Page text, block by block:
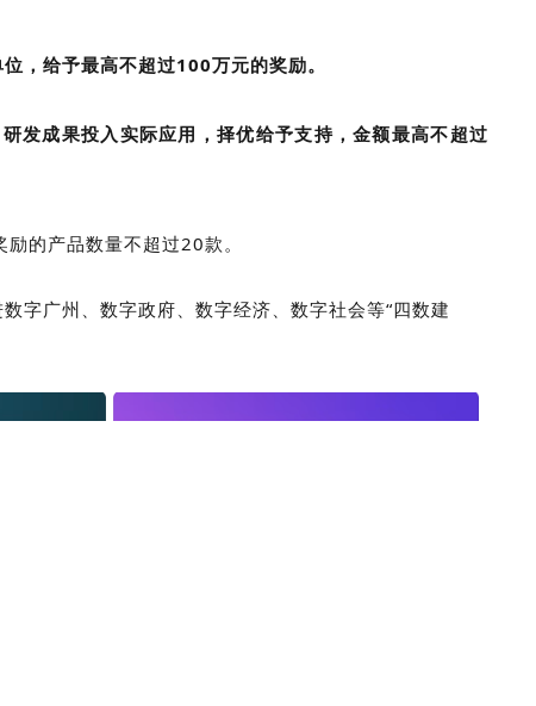
，给予最高不超过100万元的奖励。
发成果投入实际应用，择优给予支持，金额最高不超过
的产品数量不超过20款。
字广州、数字政府、数字经济、数字社会等“四数建